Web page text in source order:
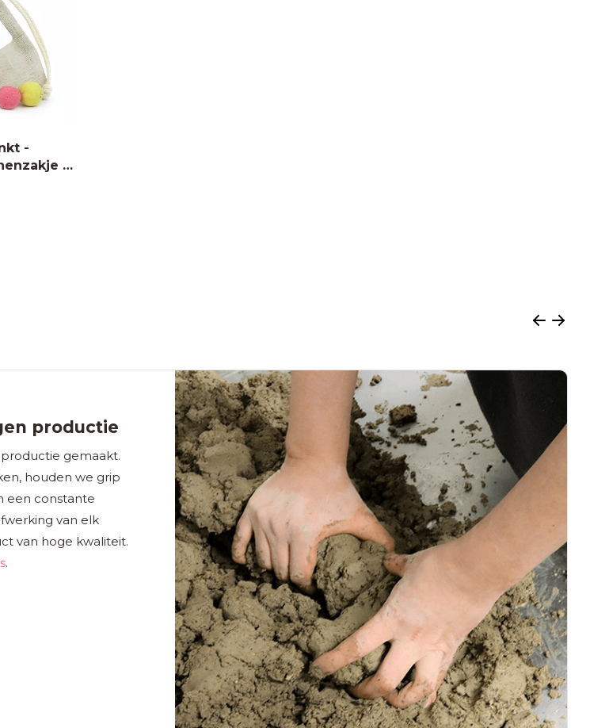
-
//
productie
gemaakt.
houden we grip
een constante
van elk
van hoge kwaliteit.
.